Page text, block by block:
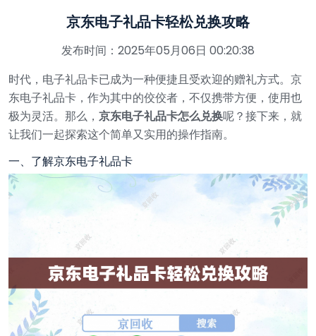
京东电子礼品卡轻松兑换攻略
发布时间：2025年05月06日 00:20:38
时代，电子礼品卡已成为一种便捷且受欢迎的赠礼方式。京
东电子礼品卡，作为其中的佼佼者，不仅携带方便，使用也
极为灵活。那么， 京东电子礼品卡怎么兑换呢？接下来，就
让我们一起探索这个简单又实用的操作指南。
一、了解京东电子礼品卡